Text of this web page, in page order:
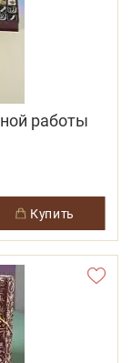
работы
купить